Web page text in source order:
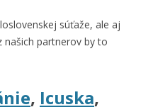
súťaže, ale aj
našich partnerov by to
, Icuska,